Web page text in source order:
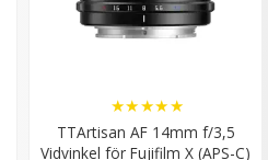
TTArtisan AF 14mm f/3,5
Vidvinkel för Fujifilm X (APS-C)
★★★★★